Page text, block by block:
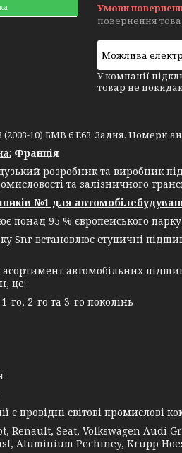
повернення
У компанії
товар не
10) БМВ 6 Е63. Задня. Номери
Франція
розробник та виробник
та залізничного
№1 для
понад 95 % європейського
Snr встановлює ступичні
автомобільних
це:
го, 2-го та 3-го поколінь
провідні світові промислові
Renault, Seat, Volkswagen Audi
Aluminium Pechiney, Krupp